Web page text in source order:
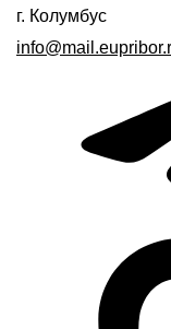
г. Колумбус